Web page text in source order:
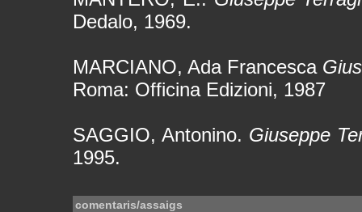
Dedalo, 1969.
MARCIANO, Ada Francesca
Roma: Officina Edizioni, 1987
SAGGIO, Antonino. Giuseppe
1995.
comentaris/assaigs